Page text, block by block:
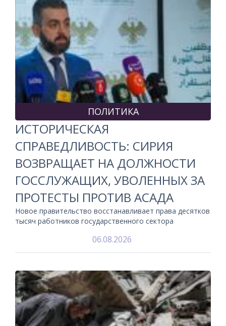
ПОЛИТИКА
ИСТОРИЧЕСКАЯ
СПРАВЕДЛИВОСТЬ: СИРИЯ
ВОЗВРАЩАЕТ НА ДОЛЖНОСТИ
ГОССЛУЖАЩИХ, УВОЛЕННЫХ ЗА
ПРОТЕСТЫ ПРОТИВ АСАДА
Новое правительство восстанавливает права десятков
тысяч работников государственного сектора
06.08.2026